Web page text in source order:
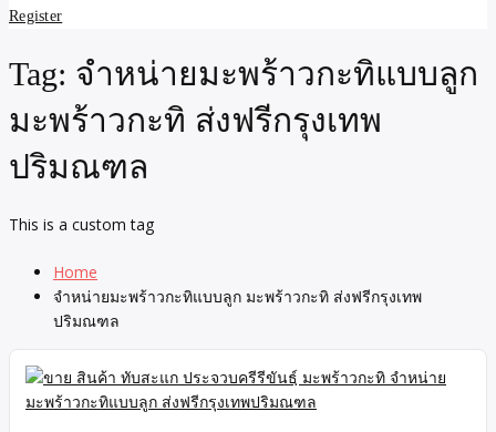
Register
Tag: จำหน่ายมะพร้าวกะทิแบบลูก
มะพร้าวกะทิ ส่งฟรีกรุงเทพ
ปริมณฑล
This is a custom tag
Home
จำหน่ายมะพร้าวกะทิแบบลูก มะพร้าวกะทิ ส่งฟรีกรุงเทพ
ปริมณฑล